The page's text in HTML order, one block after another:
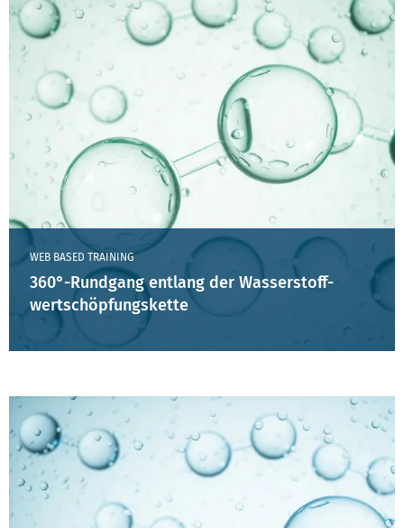
WEB BASED TRAINING
360°-Rundgang entlang der Wasserstoff-
wertschöpfungskette